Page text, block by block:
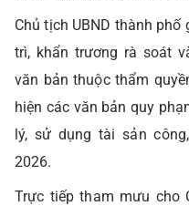
Chủ tịch UBND thành phố
trì, khẩn trương rà soát
văn bản thuộc thẩm
hiện các văn bản quy
lý, sử dụng tài sản
2026.
Trực tiếp tham mưu cho